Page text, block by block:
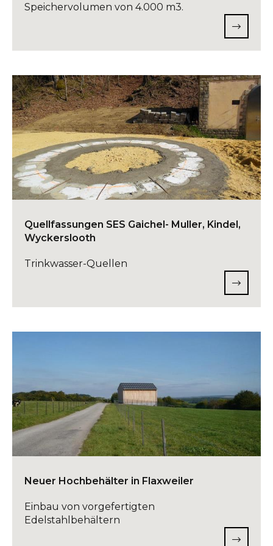
Speichervolumen von 4.000 m3.
Quellfassungen SES Gaichel- Muller, Kindel,
Wyckerslooth
Trinkwasser-Quellen
Neuer Hochbehälter in Flaxweiler
Einbau von vorgefertigten
Edelstahlbehältern